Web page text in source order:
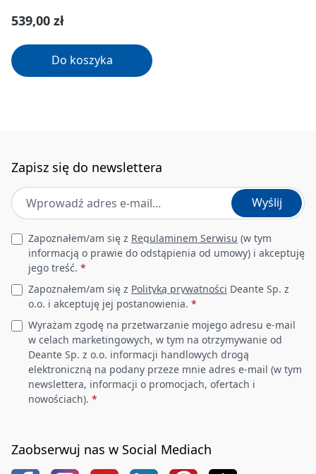
Cena regularna:
539,00 zł
Do koszyka
Zapisz się do newslettera
Adres e-mail *
Wyślij
Leave this field empty
Zapoznałem/am się z Regulaminem Serwisu (w tym
informacją o prawie do odstąpienia od umowy) i akceptuję
jego treść. *
Zapoznałem/am się z Polityką prywatności Deante Sp. z
o.o. i akceptuję jej postanowienia. *
Wyrażam zgodę na przetwarzanie mojego adresu e-mail
w celach marketingowych, w tym na otrzymywanie od
Deante Sp. z o.o. informacji handlowych drogą
elektroniczną na podany przeze mnie adres e-mail (w tym
newslettera, informacji o promocjach, ofertach i
nowościach). *
Zaobserwuj nas w Social Mediach